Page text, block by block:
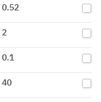
0.52
2
0.1
40